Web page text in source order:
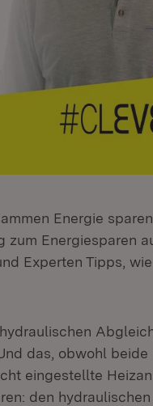
Energie
zum Energiesparen
Experten Tipps,
das, obwohl
eingestellte
den